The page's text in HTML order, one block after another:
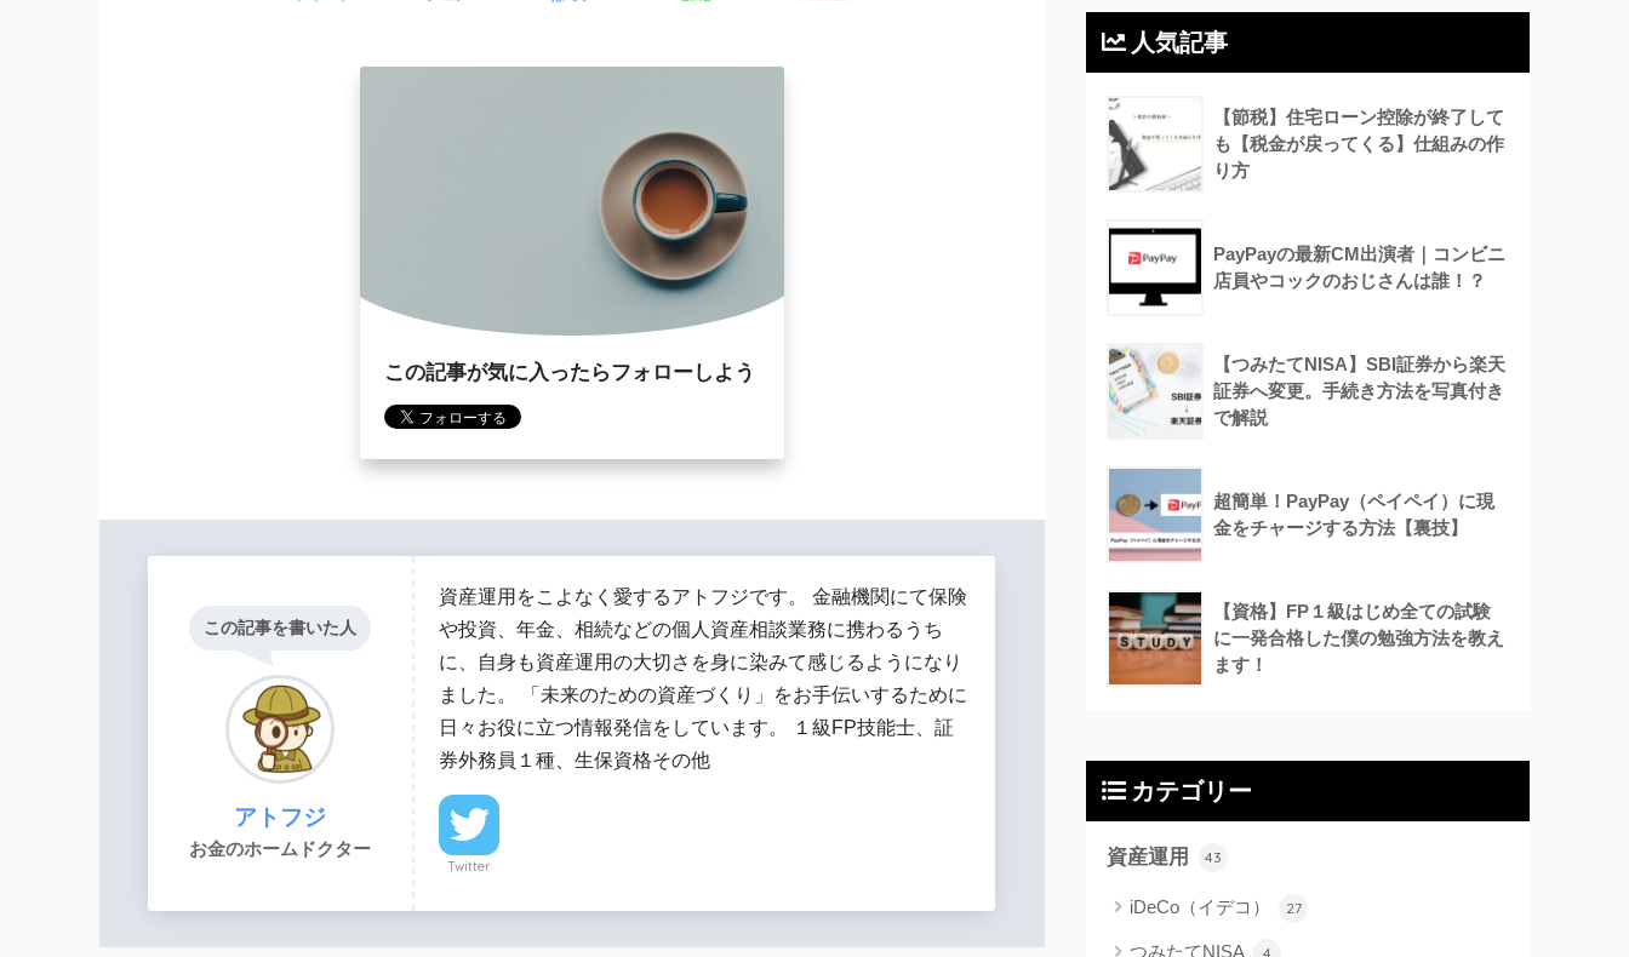
この記事が気に入ったらフォローしよう
この記事を書いた人
アトフジ
お金のホームドクター
資産運用をこよなく愛するアトフジです。 金融機関にて保険
や投資、年金、相続などの個人資産相談業務に携わるうち
に、自身も資産運用の大切さを身に染みて感じるようになり
ました。 「未来のための資産づくり」をお手伝いするために
日々お役に立つ情報発信をしています。 １級FP技能士、証
券外務員１種、生保資格その他
Twitter
人気記事
【節税】住宅ローン控除が終了して
も【税金が戻ってくる】仕組みの作
り方
PayPayの最新CM出演者｜コンビニ
店員やコックのおじさんは誰！？
【つみたてNISA】SBI証券から楽天
証券へ変更。手続き方法を写真付き
で解説
超簡単！PayPay（ペイペイ）に現
金をチャージする方法【裏技】
【資格】FP１級はじめ全ての試験
に一発合格した僕の勉強方法を教え
ます！
カテゴリー
資産運用 43
iDeCo（イデコ） 27
つみたてNISA 4